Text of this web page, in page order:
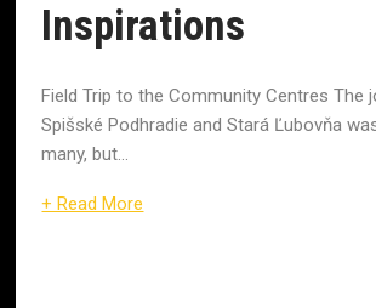
Inspirations
Field Trip to the Community Centres The
Spišské Podhradie and Stará Ľubovňa
many, but...
+ Read More